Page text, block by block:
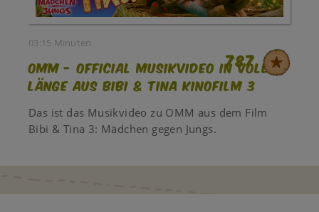
03:15 Minuten
787
OMM - official Musikvideo in voller
Länge aus BIBI & TINA Kinofilm 3
Das ist das Musikvideo zu OMM aus dem Film
Bibi & Tina 3: Mädchen gegen Jungs.